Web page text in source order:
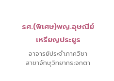
รศ.(พิเศษ)พญ.อุษณีย์
เหรียญประยูร
อาจารย์ประจำภาควิชา
สาขาจักษุวิทยากระจกตา